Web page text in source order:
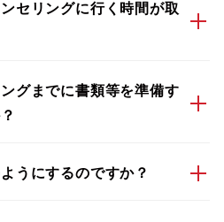
セリングに行く時間が取
グまでに書類等を準備す
うにするのですか？